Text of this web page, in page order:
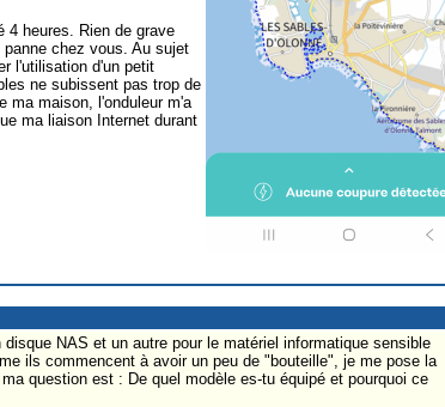
4 heures. Rien de grave
chez vous. Au sujet
l'utilisation d'un petit
ne subissent pas trop de
ma maison, l'onduleur m'a
ma liaison Internet durant
NAS et un autre pour le matériel informatique sensible
ils commencent à avoir un peu de "bouteille", je me pose la
question est : De quel modèle es-tu équipé et pourquoi ce